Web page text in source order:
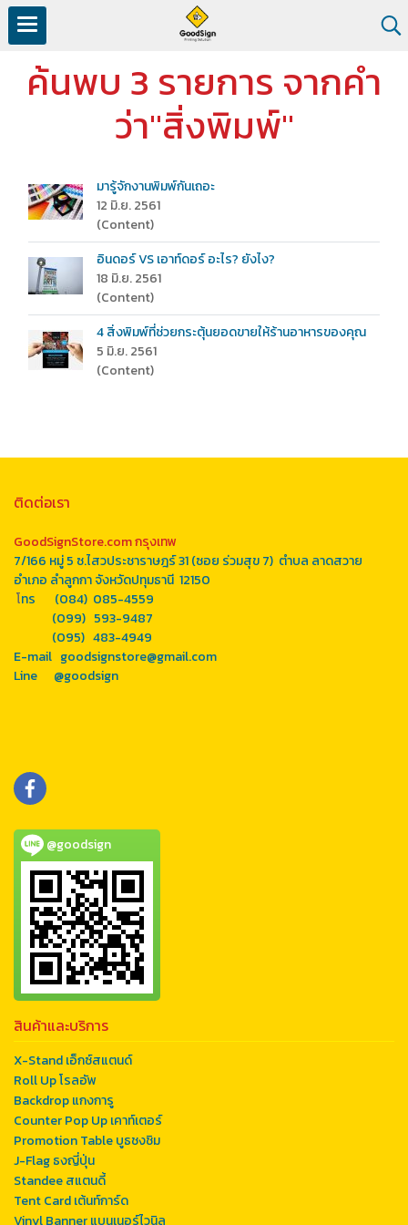
ค้นพบ 3 รายการ จากคำ
ว่า"สิ่งพิมพ์"
มารู้จักงานพิมพ์กันเถอะ
12 มิ.ย. 2561
(Content)
อินดอร์ VS เอาท์ดอร์ อะไร? ยังไง?
18 มิ.ย. 2561
(Content)
4 สิ่งพิมพ์ที่ช่วยกระตุ้นยอดขายให้ร้านอาหารของคุณ
5 มิ.ย. 2561
(Content)
ติดต่อเรา
GoodSignStore.com กรุงเทพ
7/166 หมู่ 5 ซ.ไสวประชาราษฎร์ 31 (ซอย ร่วมสุข 7) ตำบล ลาดสวาย
อำเภอ ลำลูกกา จังหวัดปทุมธานี 12150
โทร (084) 085-4559
(099) 593-9487
(095) 483-4949
E-mail goodsignstore@gmail.com
Line @goodsign
@goodsign
สินค้าและบริการ
X-Stand เอ็กซ์สแตนด์
Roll Up โรลอัพ
Backdrop แกงการู
Counter Pop Up เคาท์เตอร์
Promotion Table บูธชงชิม
J-Flag ธงญี่ปุ่น
Standee สแตนดี้
Tent Card เต้นท์การ์ด
Vinyl Banner แบนเนอร์ไวนิล